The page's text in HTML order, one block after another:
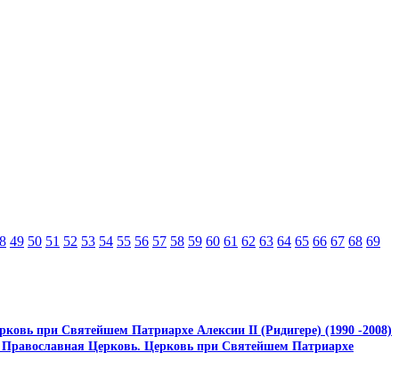
49 50 51 52 53 54 55 56 57 58 59 60 61 62 63 64 65 66 67 68 69
при Святейшем Патриархе Алексии II (Ридигере) (1990 -2008)
Православная Церковь. Церковь при Святейшем Патриархе